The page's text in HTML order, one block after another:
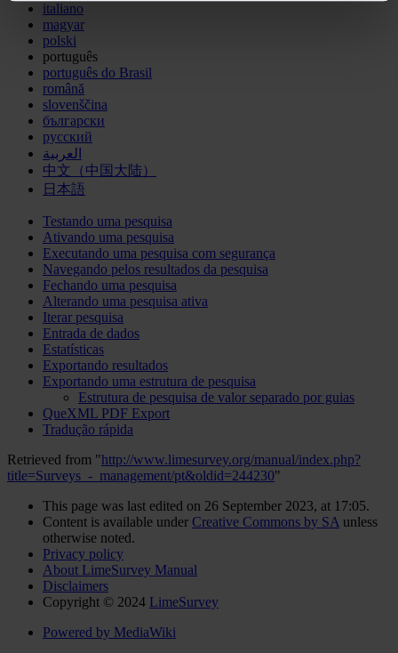
italiano
magyar
polski
português
português do Brasil
română
slovenščina
български
русский
العربية
中文（中国大陆）
日本語
Testando uma pesquisa
Ativando uma pesquisa
Executando uma pesquisa com segurança
Navegando pelos resultados da pesquisa
Fechando uma pesquisa
Alterando uma pesquisa ativa
Iterar pesquisa
Entrada de dados
Estatísticas
Exportando resultados
Exportando uma estrutura de pesquisa
Estrutura de pesquisa de valor separado por guias
QueXML PDF Export
Tradução rápida
Retrieved from " http://www.limesurvey.org/manual/index.php?
title=Surveys_-_management/pt&oldid=244230"
This page was last edited on 26 September 2023, at 17:05.
Content is available under Creative Commons by SA unless
otherwise noted.
Privacy policy
About LimeSurvey Manual
Disclaimers
Copyright © 2024 LimeSurvey
Powered by MediaWiki